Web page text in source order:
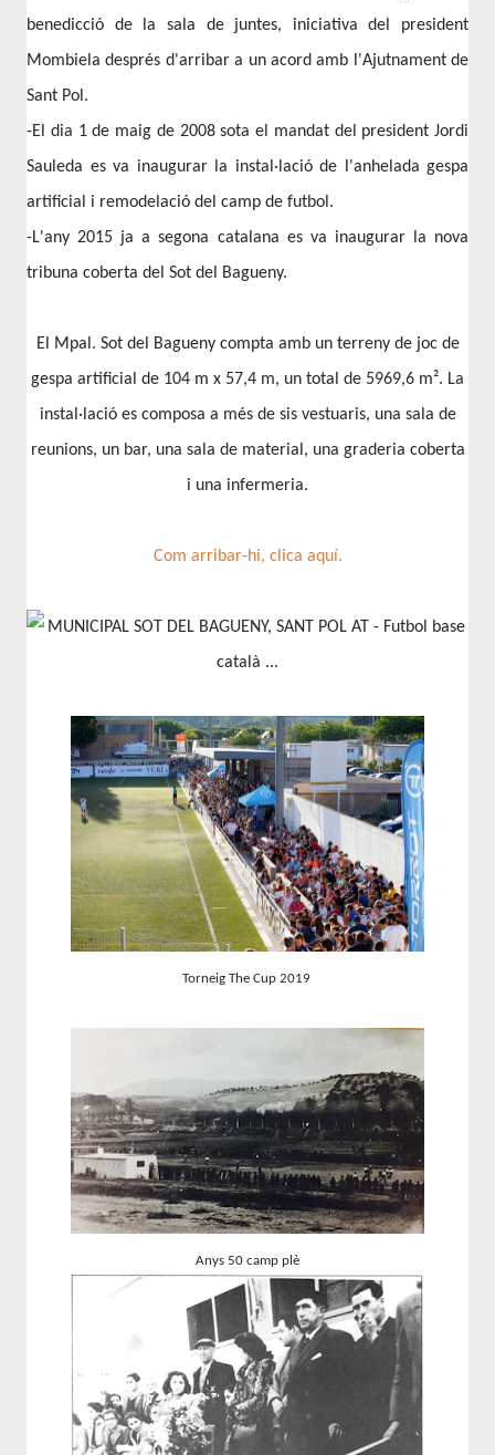
benedicció de la sala de juntes, iniciativa del president
Mombiela després d'arribar a un acord amb l'Ajutnament de
Sant Pol.
-El dia 1 de maig de 2008 sota el mandat del president Jordi
Sauleda es va inaugurar la instal·lació de l'anhelada gespa
artificial i remodelació del camp de futbol.
-L'any 2015 ja a segona catalana es va inaugurar la nova
tribuna coberta del Sot del Bagueny.
El Mpal. Sot del Bagueny compta amb un terreny de joc de
gespa artificial de 104 m x 57,4 m, un total de 5969,6 m². La
instal·lació es composa a més de sis vestuaris, una sala de
reunions, un bar, una sala de material, una graderia coberta
i una infermeria.
Com arribar-hi, clica aquí.
Torneig The Cup 2019
Anys 50 camp plè